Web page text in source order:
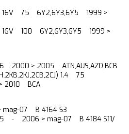
i 16V 75 6Y2,6Y3,6Y5 1999 >
i 16V 100 6Y2,6Y3,6Y5 1999 >
2000 > 2005 ATN,AUS,AZD,BCB
1.4 75
2010 BCA
07 B 4164 S3
- 2006 > mag-07 B 4184 S11/